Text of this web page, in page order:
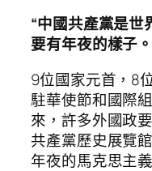
“中國共產黨是
要有年夜的樣子
9位國家元首，8
駐華使節和國際
來，許多外國政
共產黨歷史展覽
年夜的馬克思主